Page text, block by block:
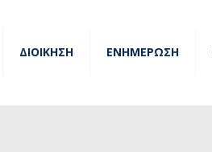
ΔΙΟΙΚΗΣΗ ΕΝΗΜΕΡΩΣΗ